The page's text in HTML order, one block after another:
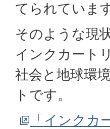
てられています
そのような現
インクカート
社会と地球環
トです。
「インク